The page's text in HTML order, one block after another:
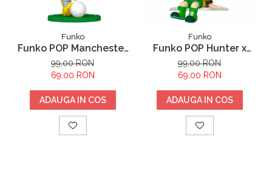
Funko
Funko POP Manchester
City Earling Haaland
99,00 RON
69,00 RON
ADAUGA IN COS
Funko
Funko POP Hunter x
Hunter Gon Freecss
99,00 RON
69,00 RON
ADAUGA IN COS